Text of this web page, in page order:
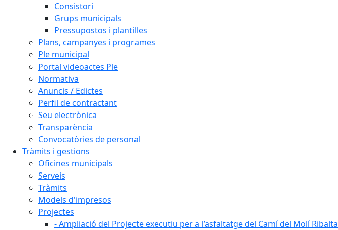
Consistori
Grups municipals
Pressupostos i plantilles
Plans, campanyes i programes
Ple municipal
Portal videoactes Ple
Normativa
Anuncis / Edictes
Perfil de contractant
Seu electrònica
Transparència
Convocatòries de personal
Tràmits i gestions
Oficines municipals
Serveis
Tràmits
Models d'impresos
Projectes
- Ampliació del Projecte executiu per a l’asfaltatge del Camí del Molí Ribalta